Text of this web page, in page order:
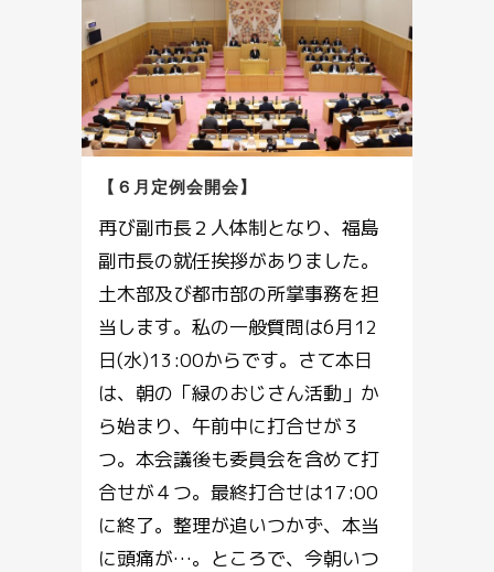
【６月定例会開会】
再び副市長２人体制となり、福島
副市長の就任挨拶がありました。
土木部及び都市部の所掌事務を担
当します。私の一般質問は6月12
日(水)13:00からです。さて本日
は、朝の「緑のおじさん活動」か
ら始まり、午前中に打合せが３
つ。本会議後も委員会を含めて打
合せが４つ。最終打合せは17:00
に終了。整理が追いつかず、本当
に頭痛が…。ところで、今朝いつ